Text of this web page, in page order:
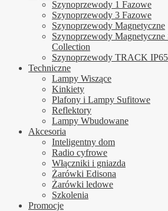
Szynoprzewody 1 Fazowe
Szynoprzewody 3 Fazowe
Szynoprzewody Magnetyczne
Szynoprzewody
Collection
Szynoprzewody TRACK IP65
Techniczne
Lampy Wiszące
Kinkiety
Plafony i Lampy Sufitowe
Reflektory
Lampy Wbudowane
Akcesoria
Inteligentny dom
Radio cyfrowe
Włączniki i gniazda
Żarówki Edisona
Żarówki ledowe
Szkolenia
Promocje